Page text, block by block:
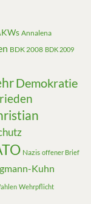
Annalena
BDK 2008 BDK 2009
Demokratie
Nazis offener Brief
Kuhn
Wehrpflicht